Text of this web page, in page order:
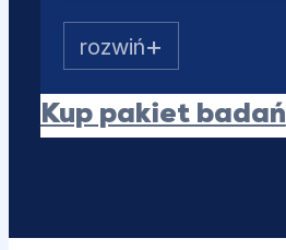
FSH
SHBG
Albumina
Estradiol (E2)
PSA całkowity
Kup pakiet badań